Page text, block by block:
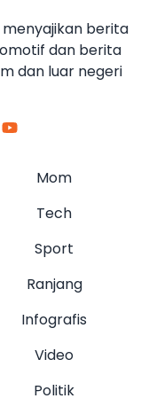
berita
dan berita
dan luar negeri
Mom
Tech
Sport
Ranjang
Infografis
Video
Politik